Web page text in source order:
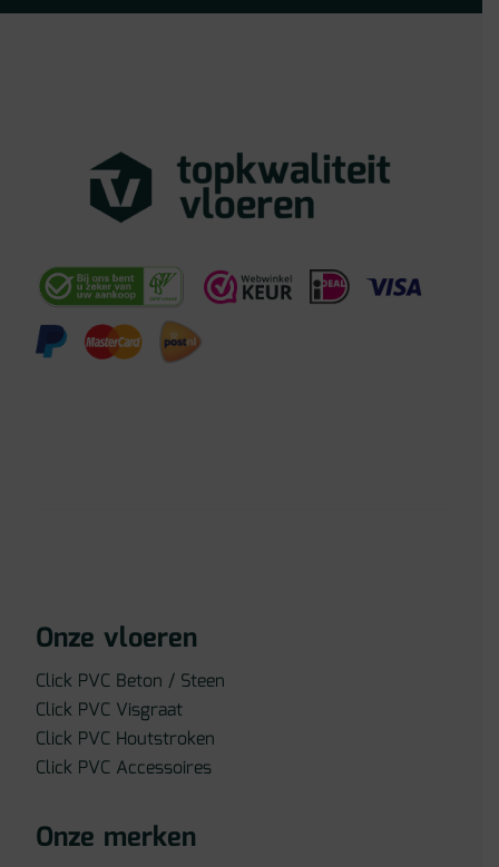
Onze vloeren
Click PVC Beton / Steen
Click PVC Visgraat
Click PVC Houtstroken
Click PVC Accessoires
Onze merken